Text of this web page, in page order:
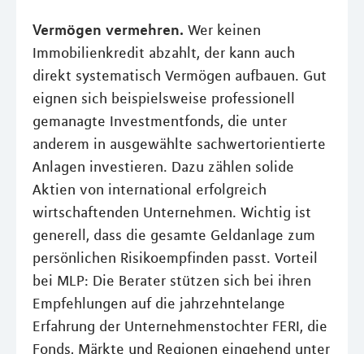
Vermögen vermehren. Wer keinen
Immobilienkredit abzahlt, der kann auch
direkt systematisch Vermögen aufbauen. Gut
eignen sich beispielsweise professionell
gemanagte Investmentfonds, die unter
anderem in ausgewählte sachwertorientierte
Anlagen investieren. Dazu zählen solide
Aktien von international erfolgreich
wirtschaftenden Unternehmen. Wichtig ist
generell, dass die gesamte Geldanlage zum
persönlichen Risikoempfinden passt. Vorteil
bei MLP: Die Berater stützen sich bei ihren
Empfehlungen auf die jahrzehntelange
Erfahrung der Unternehmenstochter FERI, die
Fonds, Märkte und Regionen eingehend unter